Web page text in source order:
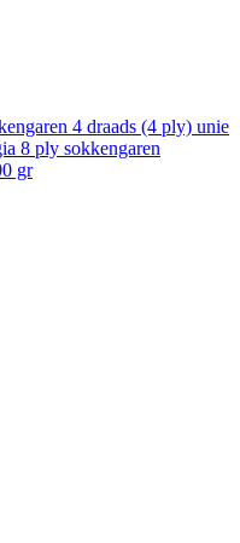
4 draads (4 ply) unie
8 ply sokkengaren
gr